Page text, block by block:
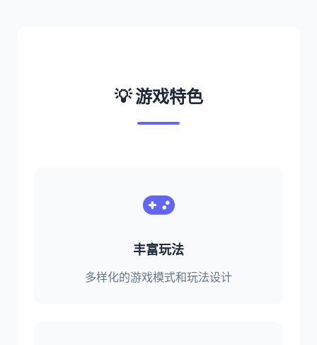
💡 游戏特色
丰富玩法
多样化的游戏模式和玩法设计